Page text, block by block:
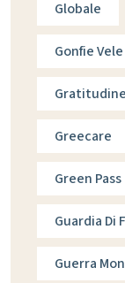
Globale
Gonfie Vele
Gratitudine
Greecare
Green Pass
Guardia Di
Guerra